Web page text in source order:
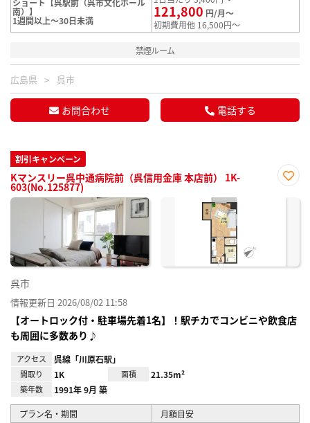
南）】
1週間以上～30日未満
121,800 円/月～
初期費用他 16,500円～
禁煙ルーム
広島県 呉市
お問合わせ 電話する
割引キャンペーン
Kマンスリー呉中通病院前（呉信用金庫 本店前） 1K-
603(No.125877)
に入
呉市
情報更新日 2026/08/02 11:58
【オートロック付・駐車場先着1名】！駅チカでコンビニや飲食店
も周囲に多数あり♪
アクセス 呉線「川原石駅」
間取り 1K 面積 21.35m²
築年数 1991年 9月 築
プラン名・期間 月額目安